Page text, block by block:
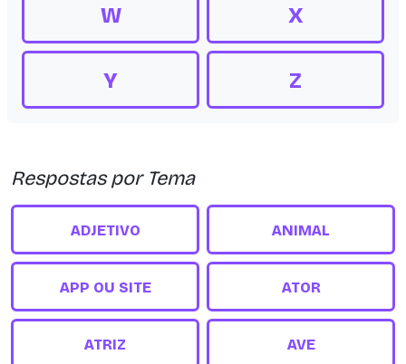
W X
Y Z
Respostas por Tema
ADJETIVO ANIMAL
APP OU SITE ATOR
ATRIZ AVE